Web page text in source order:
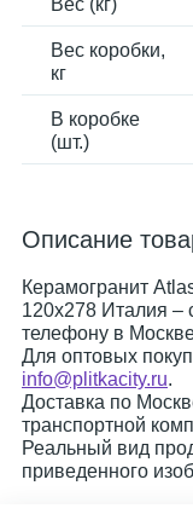
Вес (кг)
Вес коробки,
кг
В коробке
(шт.)
Описание
Керамогранит
120x278 Италия –
телефону в
Для оптовых
info@plitkacity.ru.
Доставка по
транспортной
Реальный вид
приведенного